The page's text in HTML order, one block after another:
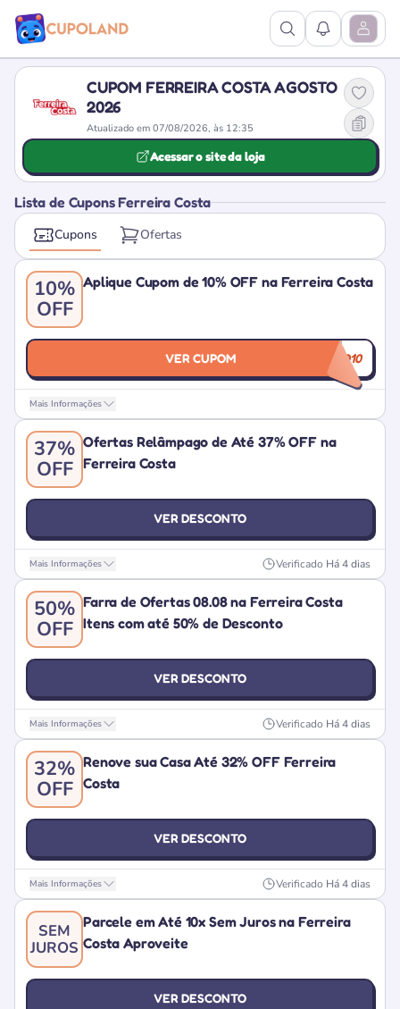
Ver Pesquisa
Ver Abrir
CUPOM FERREIRA COSTA AGOSTO
2026
Atualizado em 07/08/2026, às 12:35
Acessar o site da loja
Lista de Cupons Ferreira Costa
Cupons Ofertas
10%
OFF
Aplique Cupom de 10% OFF na Ferreira Costa
VER CUPOM MEUDESCONTO10
Mais Informações
37%
OFF
Ofertas Relâmpago de Até 37% OFF na
Ferreira Costa
VER DESCONTO
Mais Informações Verificado Há 4 dias
50%
OFF
Farra de Ofertas 08.08 na Ferreira Costa
Itens com até 50% de Desconto
VER DESCONTO
Mais Informações Verificado Há 4 dias
32%
OFF
Renove sua Casa Até 32% OFF Ferreira
Costa
VER DESCONTO
Mais Informações Verificado Há 4 dias
SEM
JUROS
Parcele em Até 10x Sem Juros na Ferreira
Costa Aproveite
VER DESCONTO